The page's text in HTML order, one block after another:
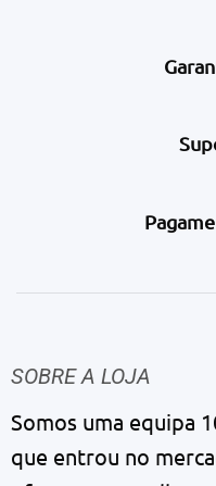
SOBRE A LOJA
Somos uma equipa
que entrou no